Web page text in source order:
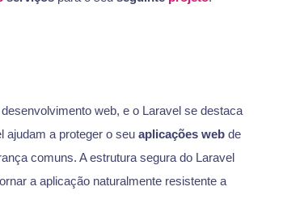
web, e o Laravel se destaca
ajudam a proteger o seu aplicações webde
comuns. A estrutura segura do Laravel
a aplicação naturalmente resistente a